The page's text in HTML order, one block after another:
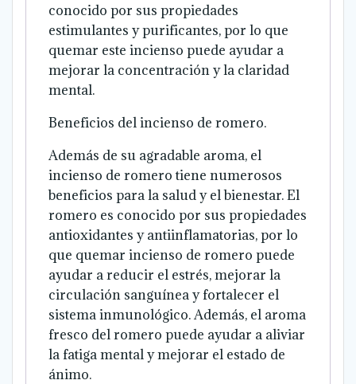
conocido por sus propiedades
estimulantes y purificantes, por lo que
quemar este incienso puede ayudar a
mejorar la concentración y la claridad
mental.
Beneficios del incienso de romero.
Además de su agradable aroma, el
incienso de romero tiene numerosos
beneficios para la salud y el bienestar. El
romero es conocido por sus propiedades
antioxidantes y antiinflamatorias, por lo
que quemar incienso de romero puede
ayudar a reducir el estrés, mejorar la
circulación sanguínea y fortalecer el
sistema inmunológico. Además, el aroma
fresco del romero puede ayudar a aliviar
la fatiga mental y mejorar el estado de
ánimo.